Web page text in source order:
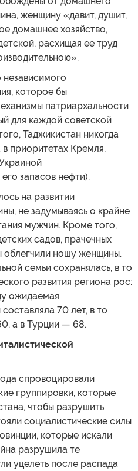
женщину «давит, душит,
домашнее хозяйство,
расхищая ее труд
которое бы
патриархальности
для каждой советской
Таджикистан никогда
приоритетах Кремля,
запасов нефти).
на развитии
не задумываясь о крайне
мужчин. Кроме того,
садов, прачечных
облегчили ношу женщины.
семьи сохранялась, в то
развития региона рос:
ожидаемая
70 лет, в то
а в Турции — 68.
спровоцировали
группировки, которые
чтобы разрушить
социалистические силы
которые искали
разрушила те
уцелеть после распада